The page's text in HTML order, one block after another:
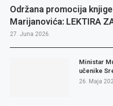
Održana promocija
Marijanovića: LEKTIRA
27. Juna 2026.
Ministar
učenike
26. Maja